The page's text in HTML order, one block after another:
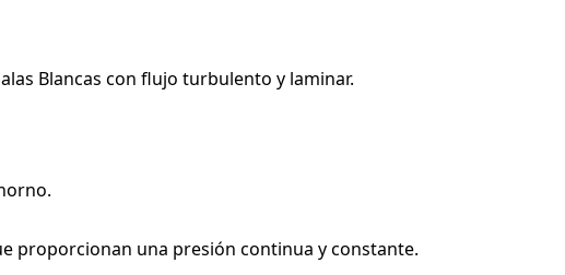
Blancas con flujo turbulento y laminar.
proporcionan una presión continua y constante.